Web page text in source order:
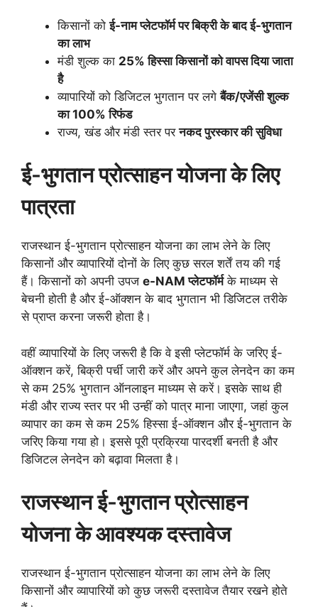
किसानों कोई-नाम प्लेटफॉर्म पर बिक्री के बाद ई-भुगतान
का लाभ
मंडी शुल्क का 25% हिस्सा किसानों को वापस दिया जाता
है
व्यापारियों को डिजिटल भुगतान पर लगेबैंक/एजेंसी शुल्क
का 100% रिफंड
राज्य, खंड और मंडी स्तर परनकद पुरस्कार की सुविधा
ई-भुगतान प्रोत्साहन योजना के लिए
पात्रता
राजस्थान ई-भुगतान प्रोत्साहन योजना का लाभ लेने के लिए
किसानों और व्यापारियों दोनों के लिए कुछ सरल शर्तें तय की गई
हैं। किसानों को अपनी उपज e-NAM प्लेटफॉर्मके माध्यम से
बेचनी होती है और ई-ऑक्शन के बाद भुगतान भी डिजिटल तरीके
से प्राप्त करना जरूरी होता है।
वहीं व्यापारियों के लिए जरूरी है कि वे इसी प्लेटफॉर्म के जरिए ई-
ऑक्शन करें, बिक्री पर्ची जारी करें और अपने कुल लेनदेन का कम
से कम 25% भुगतान ऑनलाइन माध्यम से करें। इसके साथ ही
मंडी और राज्य स्तर पर भी उन्हीं को पात्र माना जाएगा, जहां कुल
व्यापार का कम से कम 25% हिस्सा ई-ऑक्शन और ई-भुगतान के
जरिए किया गया हो। इससे पूरी प्रक्रिया पारदर्शी बनती है और
डिजिटल लेनदेन को बढ़ावा मिलता है।
राजस्थान ई-भुगतान प्रोत्साहन
योजना के आवश्यक दस्तावेज
राजस्थान ई-भुगतान प्रोत्साहन योजना का लाभ लेने के लिए
किसानों और व्यापारियों को कुछ जरूरी दस्तावेज तैयार रखने होते